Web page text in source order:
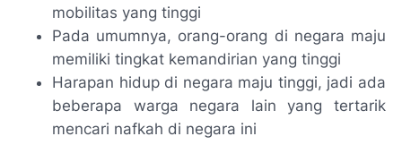
mobilitas yang tinggi
Pada umumnya, orang-orang di negara maju
memiliki tingkat kemandirian yang tinggi
Harapan hidup di negara maju tinggi, jadi ada
beberapa warga negara lain yang tertarik
mencari nafkah di negara ini